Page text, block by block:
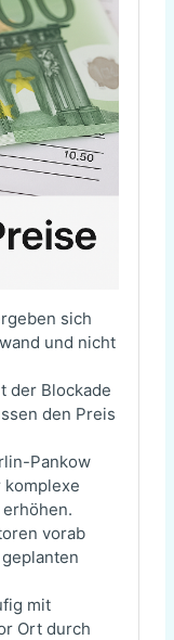
sich
und nicht
der Blockade
den Preis
Pankow
komplexe
vorab
mit
Ort durch